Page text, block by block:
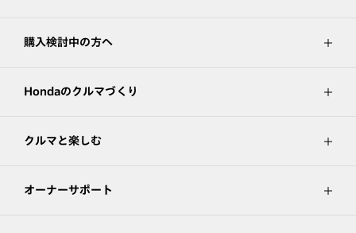
購入検討中の方へ
Hondaのクルマづくり
クルマと楽しむ
オーナーサポート